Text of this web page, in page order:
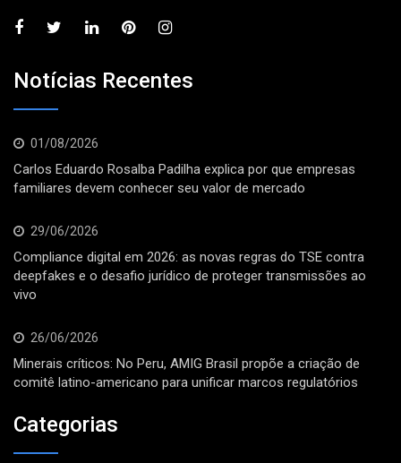
Notícias Recentes
01/08/2026
Carlos Eduardo Rosalba Padilha explica por que empresas
familiares devem conhecer seu valor de mercado
29/06/2026
Compliance digital em 2026: as novas regras do TSE contra
deepfakes e o desafio jurídico de proteger transmissões ao
vivo
26/06/2026
Minerais críticos: No Peru, AMIG Brasil propõe a criação de
comitê latino-americano para unificar marcos regulatórios
Categorias